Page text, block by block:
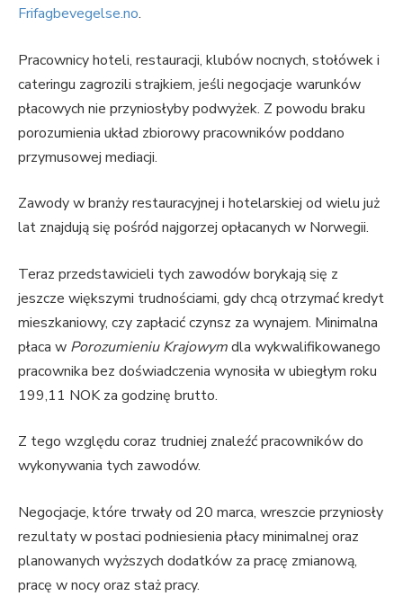
Frifagbevegelse.no.
Pracownicy hoteli, restauracji, klubów nocnych, stołówek i
cateringu zagrozili strajkiem, jeśli negocjacje warunków
płacowych nie przyniosłyby podwyżek. Z powodu braku
porozumienia układ zbiorowy pracowników poddano
przymusowej mediacji.
Zawody w branży restauracyjnej i hotelarskiej od wielu już
lat znajdują się pośród najgorzej opłacanych w Norwegii.
Teraz przedstawicieli tych zawodów borykają się z
jeszcze większymi trudnościami, gdy chcą otrzymać kredyt
mieszkaniowy, czy zapłacić czynsz za wynajem. Minimalna
płaca w Porozumieniu Krajowymdla wykwalifikowanego
pracownika bez doświadczenia wynosiła w ubiegłym roku
199,11 NOK za godzinę brutto.
Z tego względu coraz trudniej znaleźć pracowników do
wykonywania tych zawodów.
Negocjacje, które trwały od 20 marca, wreszcie przyniosły
rezultaty w postaci podniesienia płacy minimalnej oraz
planowanych wyższych dodatków za pracę zmianową,
pracę w nocy oraz staż pracy.